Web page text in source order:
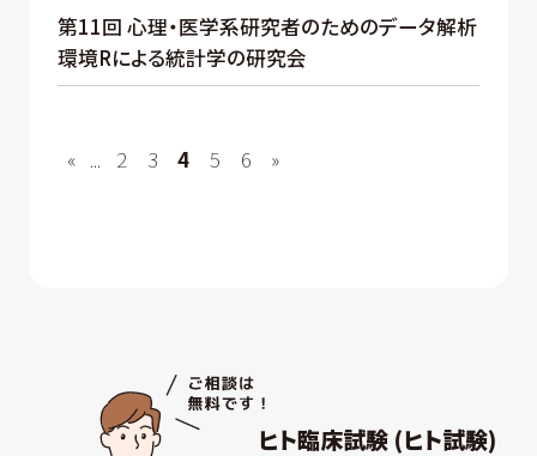
第11回 心理・医学系研究者のためのデータ解析
環境Rによる統計学の研究会
« ... 2 3 4 5 6 »
ヒト臨床試験 (ヒト試験)